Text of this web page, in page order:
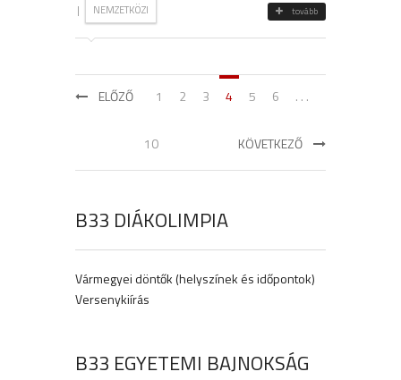
| NEMZETKÖZI tovább
ELŐZŐ 1 2 3 4 5 6 . . .
10 KÖVETKEZŐ
B33 DIÁKOLIMPIA
Vármegyei döntők (helyszínek és időpontok)
Versenykiírás
B33 EGYETEMI BAJNOKSÁG